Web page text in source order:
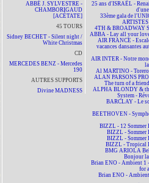
ABBÉ J. SYLVESTRE -
CHAMBORIGAUD
[ACÉTATE]
45 TOURS
Sidney BECHET - Silent night /
White Christmas
CD
MERCEDES BENZ - Mercedes
190
AUTRES SUPPORTS
Divine MADNESS
25 ans d'ISRAËL -
33ème gala de
4TH & BROADWAY
ABBA - Lay all your
AIR FRANCE -
vacances dansantes
AIR INTER - Notre
Al MARTINO -
ALAN PARSONS
The turn of a
ALPHA BLONDY &
System -
BARCLAY - Le
BEETHOVEN -
BIZZL - 12 Sommer
BIZZL - Sommer
BIZZL - Sommer
BIZZL - Tropical
BMG ARIOLA
Bonjour la
Brian ENO - Ambient 1
for
Brian ENO -